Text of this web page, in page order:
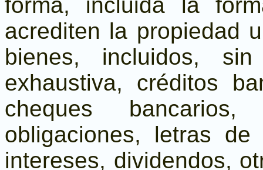
acrediten la propiedad
bienes, incluidos,
exhaustiva, créditos
cheques
obligaciones, letras
intereses, dividendos,